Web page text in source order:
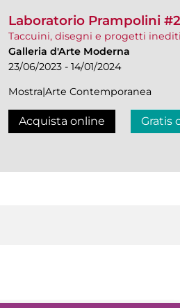
Laboratorio Prampolini #2
Taccuini, disegni e progetti
Galleria d'Arte Moderna
23/06/2023 - 14/01/2024
Mostra|Arte Contemporanea
Acquista online Gratis